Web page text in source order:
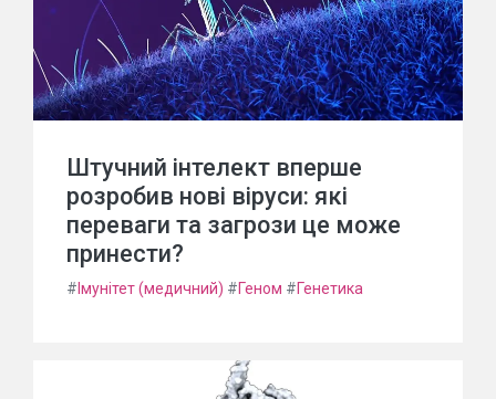
Штучний інтелект вперше
розробив нові віруси: які
переваги та загрози це може
принести?
# Імунітет (медичний) #Геном #Генетика